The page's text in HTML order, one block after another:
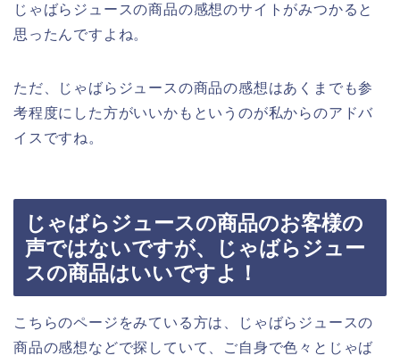
じゃばらジュースの商品の感想のサイトがみつかると
思ったんですよね。
ただ、じゃばらジュースの商品の感想はあくまでも参
考程度にした方がいいかもというのが私からのアドバ
イスですね。
じゃばらジュースの商品のお客様の
声ではないですが、じゃばらジュー
スの商品はいいですよ！
こちらのページをみている方は、じゃばらジュースの
商品の感想などで探していて、ご自身で色々とじゃば